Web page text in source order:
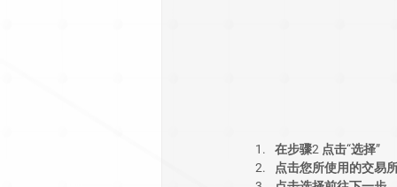
在步骤2 点击“选择”
点击您所使用的交易